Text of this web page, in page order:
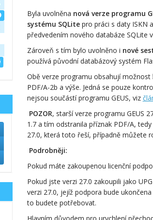
Byla uvolněna nová verze programu
systému SQLite pro práci s daty ISKN
předvedením nového databáze SQLite v
Zároveň s tím bylo uvolněno i nové
používá původní databázový systém
Obě verze programu obsahují
PDF/A-2b a výše. Jedná se pouze
nejsou součástí programu GEUS, viz
POZOR, starší verze programu GEUS
1.7 a tím odstranila příznak PDF/A,
27.0, která toto řeší, případně můžete
Podrobněji:
Pokud máte zakoupenou licenční
Pokud jste verzi 27.0 zakoupili jako
verzi 27.0, jejíž podpora bude
to budete potřebovat.